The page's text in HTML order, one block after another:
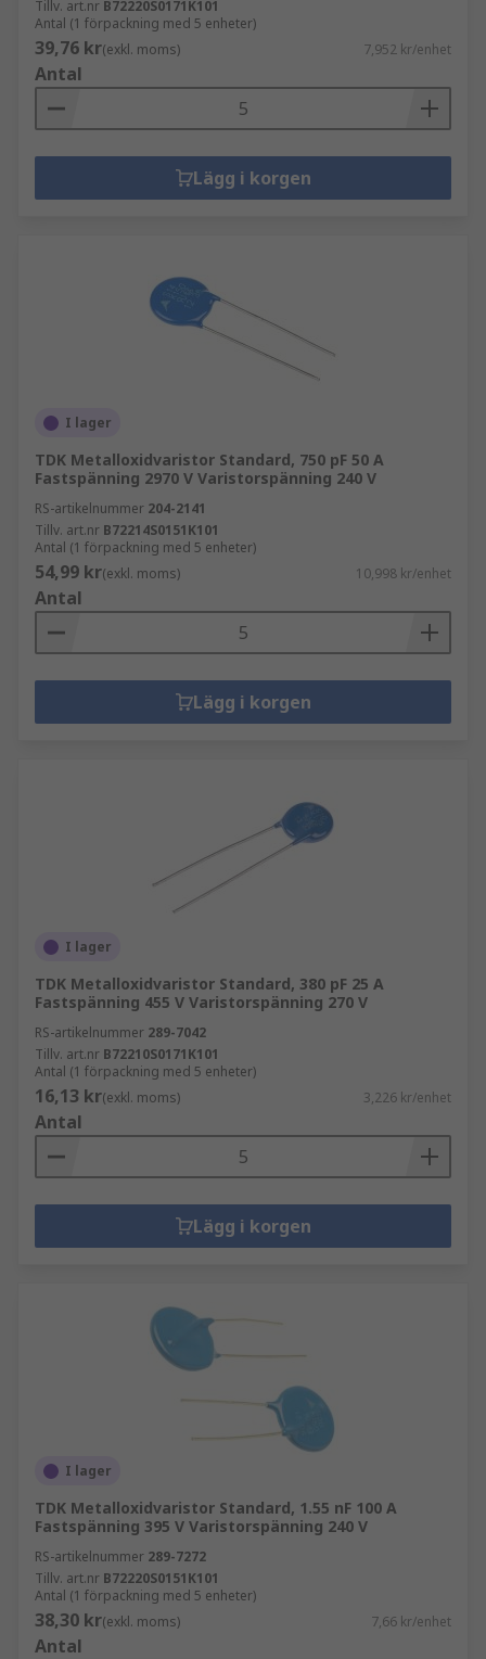
Tillv. art.nr B72220S0171K101
Antal (1 förpackning med 5 enheter)
39,76 kr(exkl. moms) 7,952 kr/enhet
Antal
Lägg i korgen
I lager
TDK Metalloxidvaristor Standard, 750 pF 50 A
Fastspänning 2970 V Varistorspänning 240 V
RS-artikelnummer 204-2141
Tillv. art.nr B72214S0151K101
Antal (1 förpackning med 5 enheter)
54,99 kr(exkl. moms) 10,998 kr/enhet
Antal
Lägg i korgen
I lager
TDK Metalloxidvaristor Standard, 380 pF 25 A
Fastspänning 455 V Varistorspänning 270 V
RS-artikelnummer 289-7042
Tillv. art.nr B72210S0171K101
Antal (1 förpackning med 5 enheter)
16,13 kr(exkl. moms) 3,226 kr/enhet
Antal
Lägg i korgen
I lager
TDK Metalloxidvaristor Standard, 1.55 nF 100 A
Fastspänning 395 V Varistorspänning 240 V
RS-artikelnummer 289-7272
Tillv. art.nr B72220S0151K101
Antal (1 förpackning med 5 enheter)
38,30 kr(exkl. moms) 7,66 kr/enhet
Antal